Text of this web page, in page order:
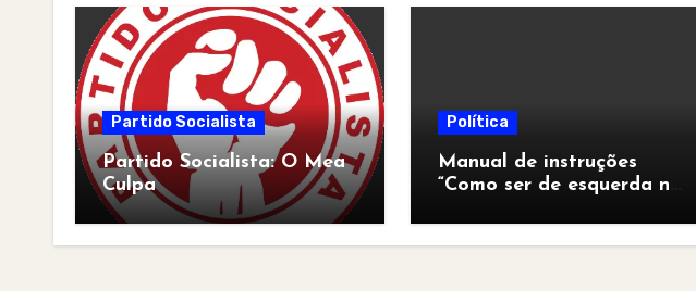
Partido Socialista
Partido Socialista: O Mea
Culpa
Política
Manual de instruções
“Como ser de esquerda no